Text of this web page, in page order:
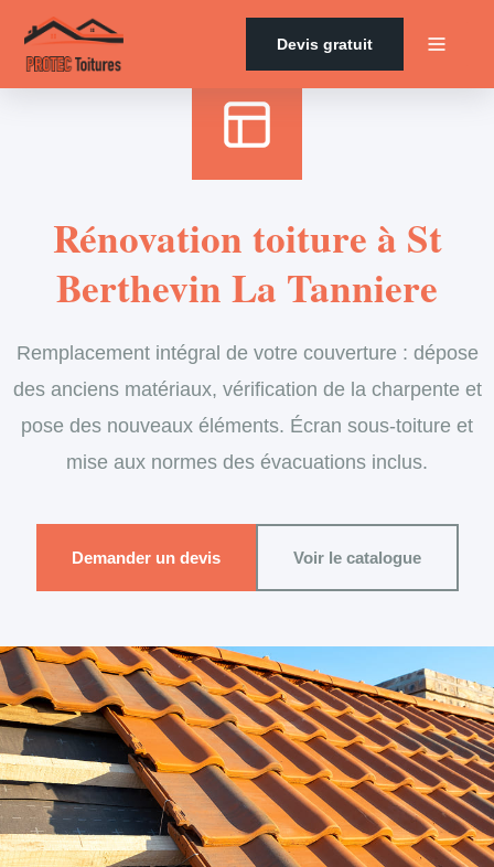
Devis gratuit
Rénovation toiture à St
Berthevin La Tanniere
Remplacement intégral de votre couverture : dépose
des anciens matériaux, vérification de la charpente et
pose des nouveaux éléments. Écran sous-toiture et
mise aux normes des évacuations inclus.
Demander un devis Voir le catalogue